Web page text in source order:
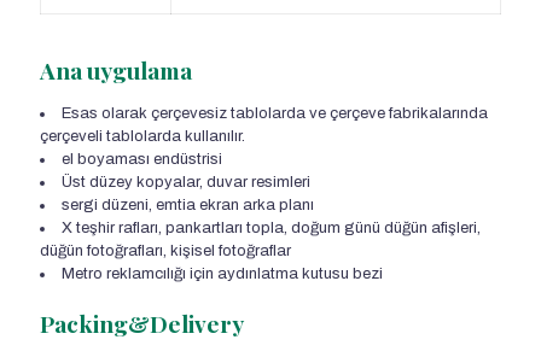
Ana uygulama
Esas olarak çerçevesiz tablolarda ve çerçeve fabrikalarında
çerçeveli tablolarda kullanılır.
el boyaması endüstrisi
Üst düzey kopyalar, duvar resimleri
sergi düzeni, emtia ekran arka planı
X teşhir rafları, pankartları topla, doğum günü düğün afişleri,
düğün fotoğrafları, kişisel fotoğraflar
Metro reklamcılığı için aydınlatma kutusu bezi
Packing&Delivery